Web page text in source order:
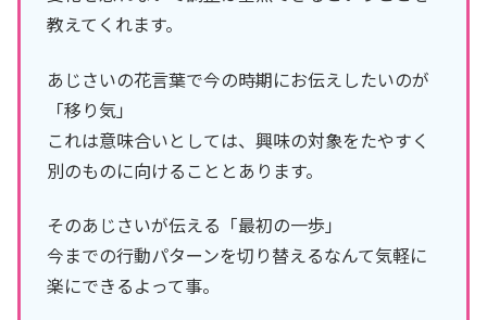
教えてくれます。
あじさいの花言葉で今の時期にお伝えしたいのが
「移り気」
これは意味合いとしては、興味の対象をたやすく
別のものに向けることとあります。
そのあじさいが伝える「最初の一歩」
今までの行動パターンを切り替えるなんて気軽に
楽にできるよって事。